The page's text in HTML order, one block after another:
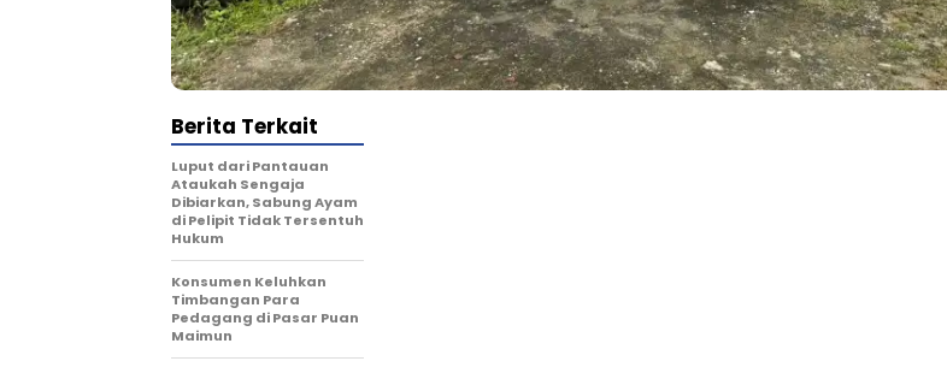
Berita Terkait
Luput dari Pantauan
Ataukah Sengaja
Dibiarkan, Sabung Ayam
di Pelipit Tidak Tersentuh
Hukum
Konsumen Keluhkan
Timbangan Para
Pedagang di Pasar Puan
Maimun